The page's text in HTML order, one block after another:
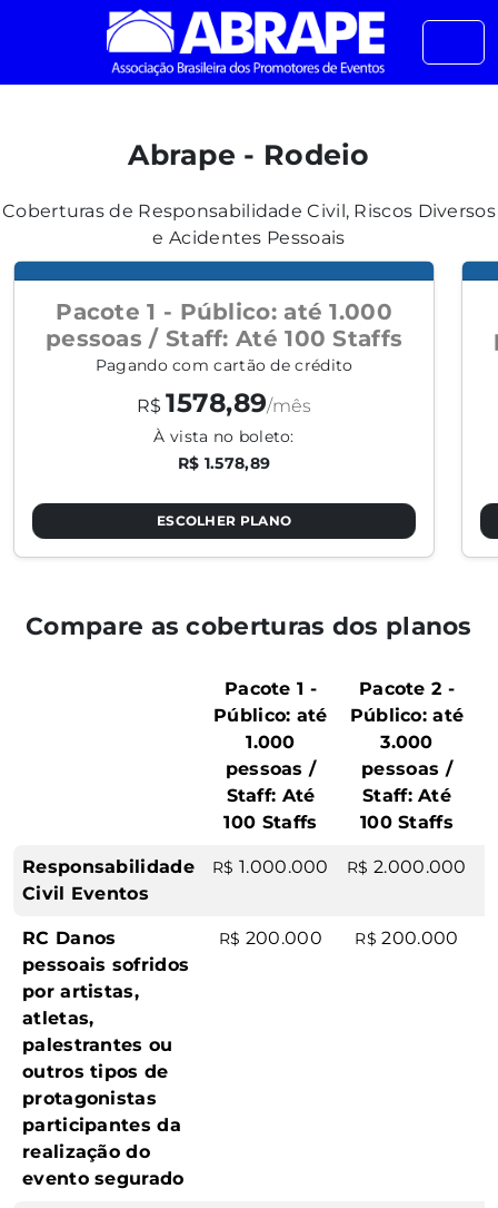
Abrape - Rodeio
Coberturas de Responsabilidade Civil, Riscos Diversos
e Acidentes Pessoais
Pacote 1 - Público: até 1.000
pessoas / Staff: Até 100 Staffs
Pagando com cartão de crédito
R$ 1578,89/mês
À vista no boleto:
R$ 1.578,89
ESCOLHER PLANO
Compare as coberturas dos planos
Pacote 1 -
Público: até
1.000
pessoas /
Staff: Até
100 Staffs
Pacote 2 -
Público: até
3.000
pessoas /
Staff: Até
100 Staffs
Responsabilidade
Civil Eventos
R$ 1.000.000 R$ 2.000.000
RC Danos
pessoais sofridos
por artistas,
atletas,
palestrantes ou
outros tipos de
protagonistas
participantes da
realização do
evento segurado
R$ 200.000 R$ 200.000